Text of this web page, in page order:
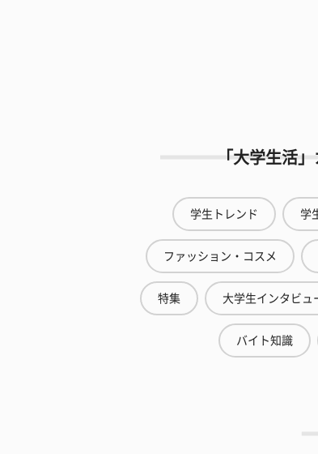
「大学生活
学生トレンド 学
ファッション・コスメ
特集 大学生インタビュ
バイト知識